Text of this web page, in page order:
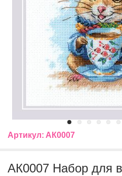
Артикул: АК0007
АК0007 Набор для